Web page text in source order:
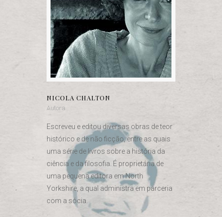
NICOLA CHALTON
Autora
Escreveu e editou diversas obras de teor
histórico e de não ficção, entre as quais
uma série de livros sobre a história da
ciência e da filosofia. É proprietária de
uma pequena editora em North
Yorkshire, a qual administra em parceria
com a sócia.